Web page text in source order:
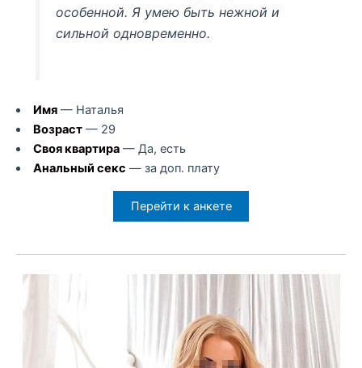
особенной. Я умею быть нежной и
сильной одновременно.
Имя— Наталья
Возраст— 29
Своя квартира— Да, есть
Анальный секс — за доп. плату
Перейти к анкете